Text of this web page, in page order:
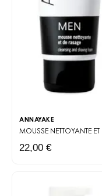
ANNAYAKE
22,00 €